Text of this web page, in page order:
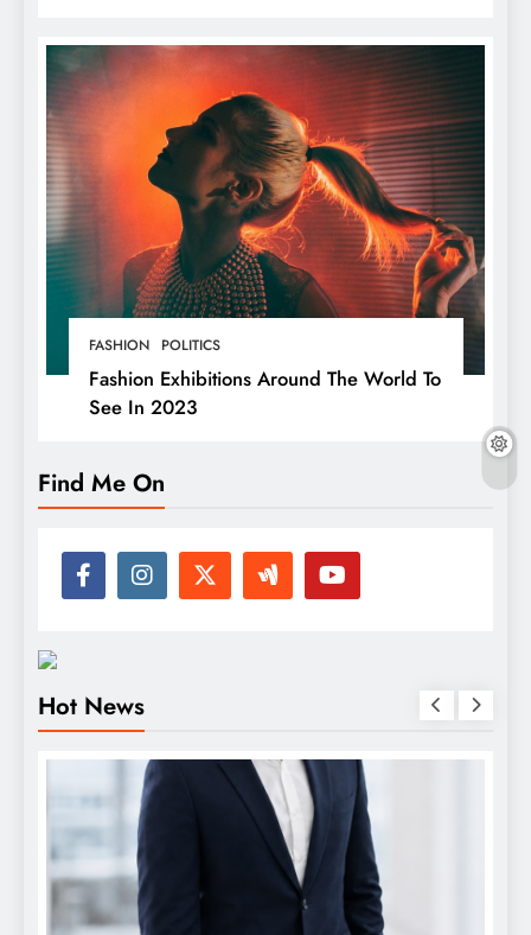
FASHION POLITICS
Fashion Exhibitions Around The World To
See In 2023
Find Me On
Hot News